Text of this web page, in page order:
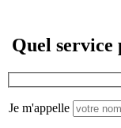
Quel service
Je m'appelle